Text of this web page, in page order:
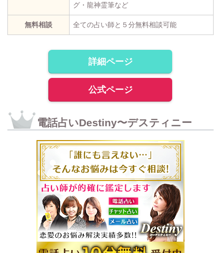
グ・龍神霊筆など
無料相談 全ての占い師と５分無料相談可能
詳細ページ
公式ページ
電話占いDestiny〜デスティニー